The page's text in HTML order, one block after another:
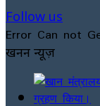
Follow us
Error Can not
खनन न्यूज़